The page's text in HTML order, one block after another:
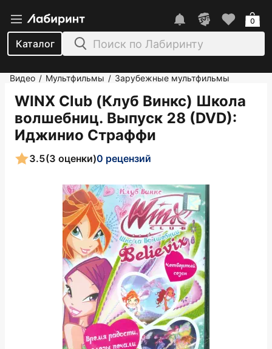
Каталог
0
Видео / Мультфильмы / Зарубежные мультфильмы
WINX Club (Клуб Винкс) Школа
волшебниц. Выпуск 28 (DVD):
Иджинио Страффи
3.5(3 оценки)0 рецензий